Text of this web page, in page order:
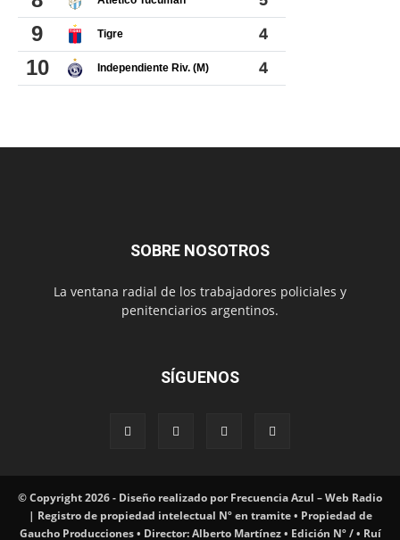
SOBRE NOSOTROS
La ventana radial de los trabajadores policiales y
penitenciarios argentinos.
SÍGUENOS
© Copyright 2026 - Diseño realizado por Frecuencia Azul – Web Radio
| Registro de propiedad intelectual Nº en tramite • Propiedad de
Gaucho Producciones • Director: Alberto Martínez • Edición Nº / • Ruí